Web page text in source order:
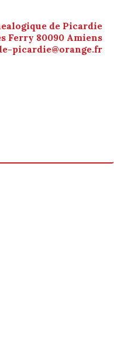
de Picardie
Ferry 80090 Amiens
picardie@orange.fr